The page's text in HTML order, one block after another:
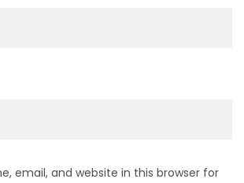
email, and website in this browser for